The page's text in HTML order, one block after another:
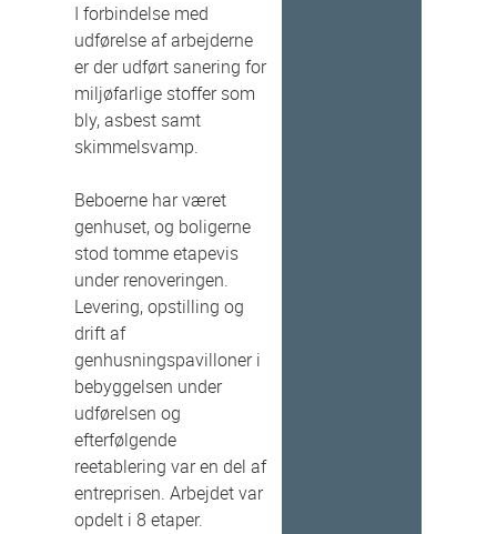
I forbindelse med
udførelse af arbejderne
er der udført sanering for
miljøfarlige stoffer som
bly, asbest samt
skimmelsvamp.
Beboerne har været
genhuset, og boligerne
stod tomme etapevis
under renoveringen.
Levering, opstilling og
drift af
genhusningspavilloner i
bebyggelsen under
udførelsen og
efterfølgende
reetablering var en del af
entreprisen. Arbejdet var
opdelt i 8 etaper.